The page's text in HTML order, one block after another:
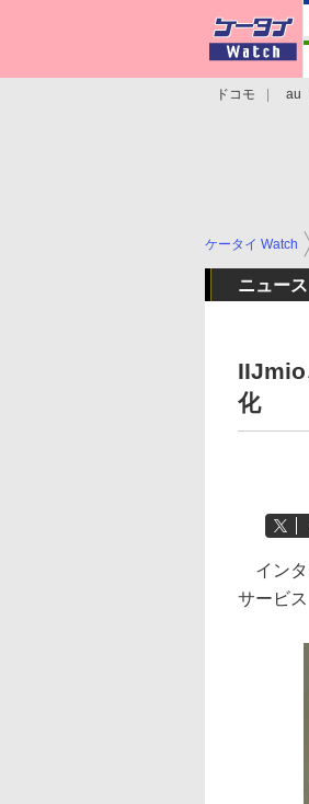
ドコモ au
ケータイ Watch
ニュース
化
インタ
サービ